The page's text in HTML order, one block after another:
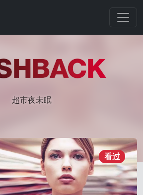
超市夜未眠
看过